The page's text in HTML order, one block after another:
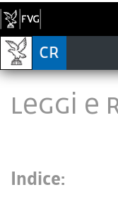
LEGGI E
Indice: